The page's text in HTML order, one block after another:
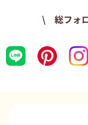
\ 総フォ